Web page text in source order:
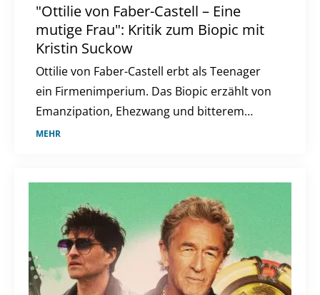
"Ottilie von Faber-Castell – Eine
mutige Frau": Kritik zum Biopic mit
Kristin Suckow
Ottilie von Faber-Castell erbt als Teenager
ein Firmenimperium. Das Biopic erzählt von
Emanzipation, Ehezwang und bitterem
Scheitern.
MEHR